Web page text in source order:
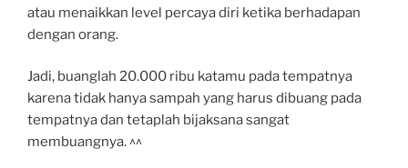
atau menaikkan level percaya diri ketika berhadapan
dengan orang.
Jadi, buanglah 20.000 ribu katamu pada tempatnya
karena tidak hanya sampah yang harus dibuang pada
tempatnya dan tetaplah bijaksana sangat
membuangnya. ^^